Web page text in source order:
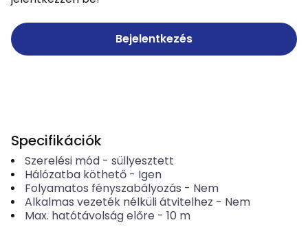
Bejelentkezés
Specifikációk
Szerelési mód- süllyesztett
Hálózatba köthető- Igen
Folyamatos fényszabályozás - Nem
Alkalmas vezeték nélküli átvitelhez - Nem
Max. hatótávolság előre - 10 m